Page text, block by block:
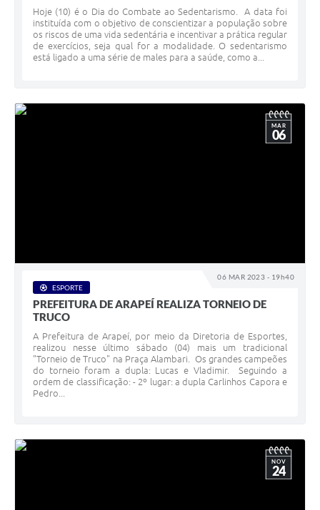
Hoje (10) é o Dia do Combate ao Sedentarismo. A data foi
instituída com o objetivo de conscientizar a população sobre
os riscos de uma vida sedentária e incentivar a prática regular
de exercícios, seja qual for a modalidade. O sedentarismo
está ligado a uma série de males para a saúde, como a...
06 MAR 2023 - 19h40
MAR
06
ESPORTE
PREFEITURA DE ARAPEÍ REALIZA TORNEIO DE
TRUCO
A Prefeitura de Arapeí, por meio da Diretoria de Esportes,
realizou nesse último sábado (04) mais um tradicional
"Torneio de Truco" na Praça Alambari. Os grandes campeões
do torneio foram a dupla: Lucas e Vladimir. Seguindo a
ordem de classificação: - 2º lugar: a dupla Carlinhos Capora e
Pedro...
NOV
24